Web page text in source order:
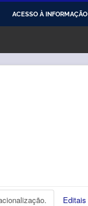
ACESSO À INFORMAÇÃO
Editais